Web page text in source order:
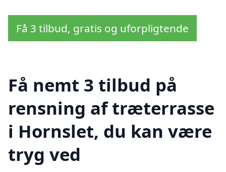
Få 3 tilbud, gratis og uforpligtende
Få nemt 3 tilbud på
rensning af træterrasse
i Hornslet, du kan være
tryg ved